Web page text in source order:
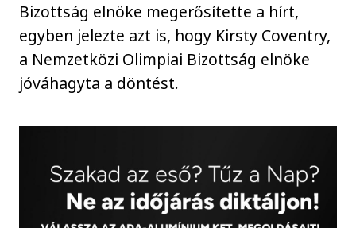
Bizottság elnöke megerősítette a hírt,
egyben jelezte azt is, hogy Kirsty Coventry,
a Nemzetközi Olimpiai Bizottság elnöke
jóváhagyta a döntést.